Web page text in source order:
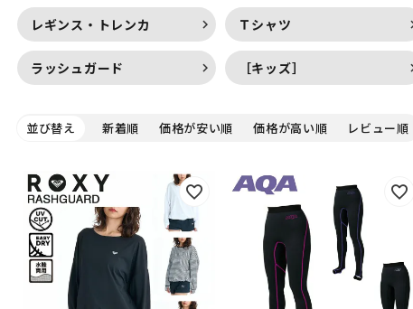
レギンス・トレンカ Ｔシャツ
ラッシュガード ［キッズ］
並び替え 新着順 価格が安い順 価格が高い順 レビュー順